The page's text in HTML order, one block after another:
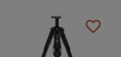
favorite_border